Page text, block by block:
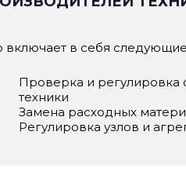
включает в себя
Проверка и регулировка
техники
Замена расходных
Регулировка узлов и